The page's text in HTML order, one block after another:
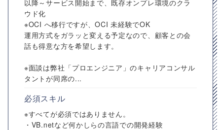
以降～サービス開始まで、既存オンプレ環境のクラ
ウド化
※OCI へ移行ですが、OCI 未経験でOK
運用方式をガラッと変える予定なので、顧客との会
話も得意な方を希望します。
※面談は弊社「プロエンジニア」のキャリアコンサル
タントが同席の...
必須スキル
※すべてが必須ではありません。
・VB.netなど何かしらの言語での開発経験